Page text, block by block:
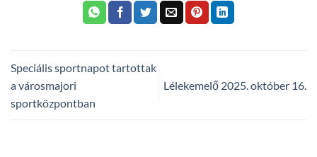
Speciális sportnapot tartottak
a városmajori
sportközpontban
Lélekemelő 2025. október 16.